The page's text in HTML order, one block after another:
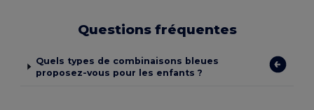
Questions fréquentes
Quels types de combinaisons bleues
proposez-vous pour les enfants ?